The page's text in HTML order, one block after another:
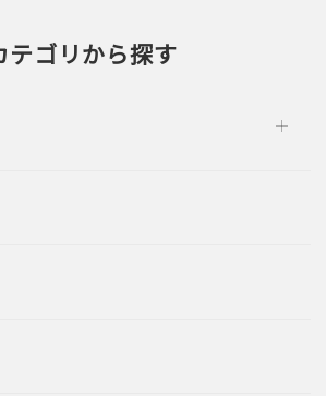
テゴリから探す